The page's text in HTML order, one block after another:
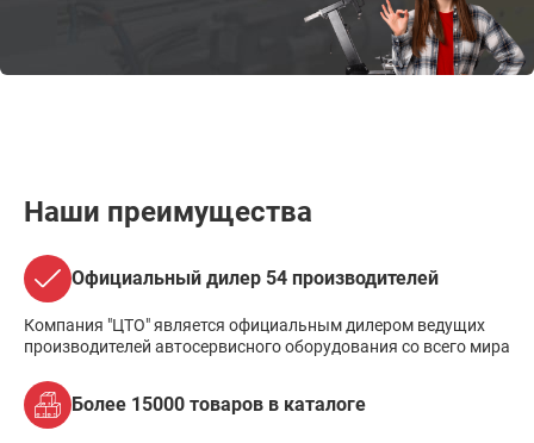
Наши преимущества
Официальный дилер 54 производителей
Компания "ЦТО" является официальным дилером ведущих
производителей автосервисного оборудования со всего мира
Более 15000 товаров в каталоге